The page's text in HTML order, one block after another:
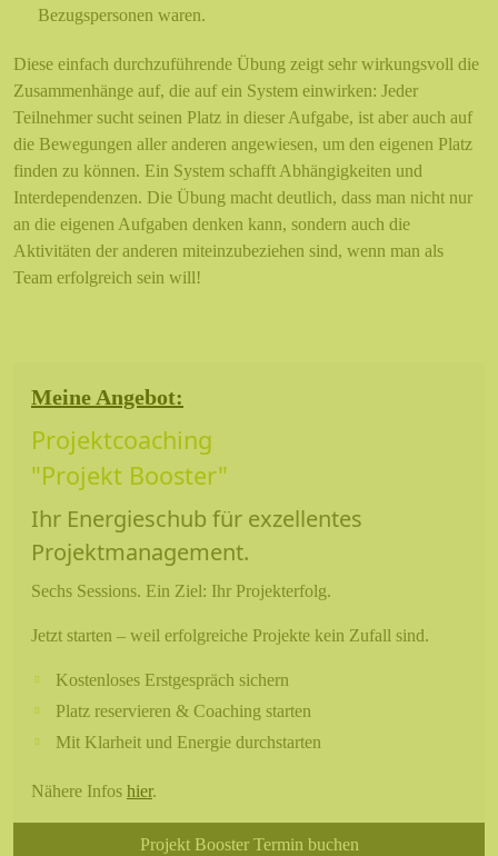
Meine Angebot:
Projektcoaching
"Projekt Booster"
Ihr Energieschub für exzellentes
Projektmanagement.
Sechs Sessions. Ein Ziel: Ihr Projekterfolg.
Jetzt starten – weil erfolgreiche Projekte kein Zufall sind.
Kostenloses Erstgespräch sichern
Platz reservieren & Coaching starten
Mit Klarheit und Energie durchstarten
Nähere Infos hier.
Projekt Booster Termin buchen
Bezugspersonen waren.
Diese einfach durchzuführende Übung zeigt sehr wirkungsvoll die
Zusammenhänge auf, die auf ein System einwirken: Jeder
Teilnehmer sucht seinen Platz in dieser Aufgabe, ist aber auch auf
die Bewegungen aller anderen angewiesen, um den eigenen Platz
finden zu können. Ein System schafft Abhängigkeiten und
Interdependenzen. Die Übung macht deutlich, dass man nicht nur
an die eigenen Aufgaben denken kann, sondern auch die
Aktivitäten der anderen miteinzubeziehen sind, wenn man als
Team erfolgreich sein will!